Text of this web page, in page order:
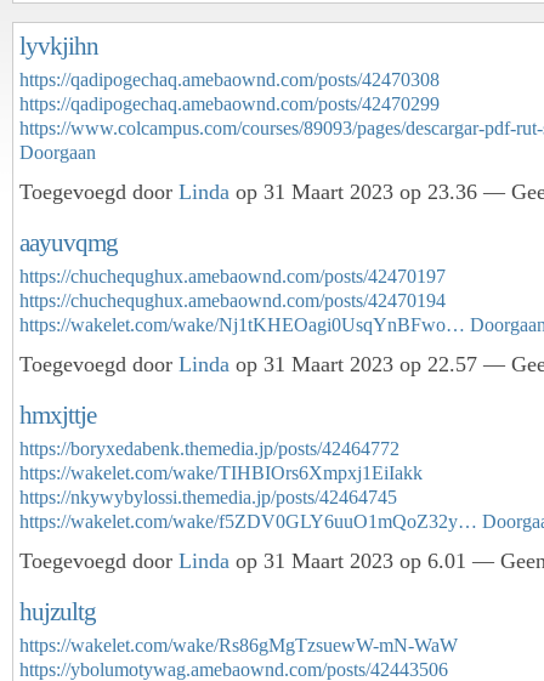
lyvkjihn
https://qadipogechaq.amebaownd.com/posts/42470308
https://qadipogechaq.amebaownd.com/posts/42470299
https://www.colcampus.com/courses/89093/pages/descargar-pdf-
Doorgaan
Toegevoegd door Linda op 31 Maart 2023 op 23.36 —
aayuvqmg
https://chuchequghux.amebaownd.com/posts/42470197
https://chuchequghux.amebaownd.com/posts/42470194
https://wakelet.com/wake/Nj1tKHEOagi0UsqYnBFwo…
Toegevoegd door Linda op 31 Maart 2023 op 22.57 —
hmxjttje
https://boryxedabenk.themedia.jp/posts/42464772
https://wakelet.com/wake/TIHBIOrs6Xmpxj1EiIakk
https://nkywybylossi.themedia.jp/posts/42464745
https://wakelet.com/wake/f5ZDV0GLY6uuO1mQoZ32y…
Toegevoegd door Linda op 31 Maart 2023 op 6.01 —
hujzultg
https://wakelet.com/wake/Rs86gMgTzsuewW-mN-WaW
https://ybolumotywag.amebaownd.com/posts/42443506